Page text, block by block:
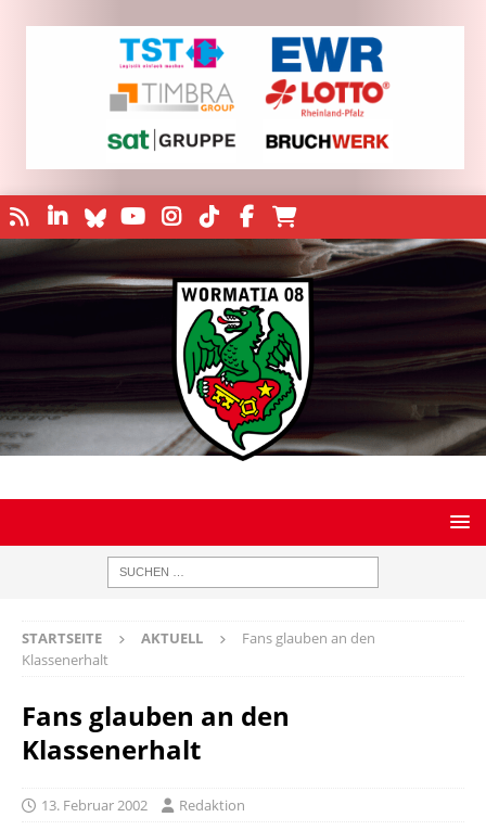
STARTSEITE AKTUELL
Fans glauben an den
Klassenerhalt
Fans glauben an den
Klassenerhalt
13. Februar 2002 Redaktion